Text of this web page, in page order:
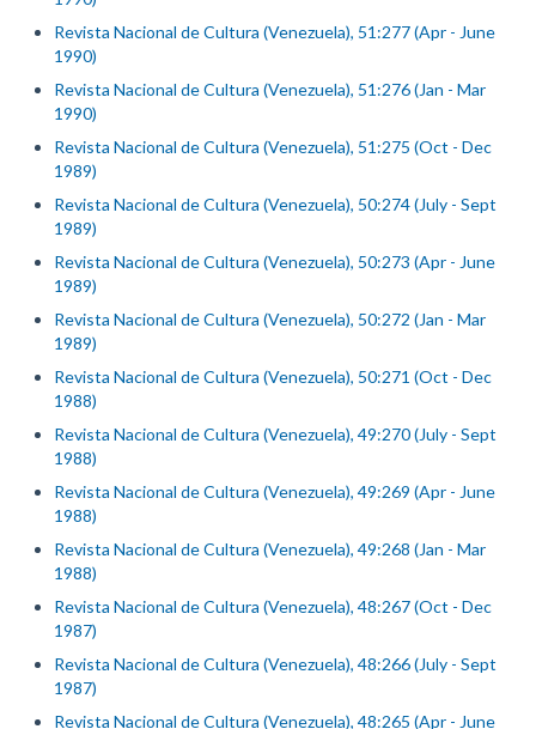
Revista Nacional de Cultura (Venezuela), 51:277 (Apr - June
1990)
Revista Nacional de Cultura (Venezuela), 51:276 (Jan - Mar
1990)
Revista Nacional de Cultura (Venezuela), 51:275 (Oct - Dec
1989)
Revista Nacional de Cultura (Venezuela), 50:274 (July - Sept
1989)
Revista Nacional de Cultura (Venezuela), 50:273 (Apr - June
1989)
Revista Nacional de Cultura (Venezuela), 50:272 (Jan - Mar
1989)
Revista Nacional de Cultura (Venezuela), 50:271 (Oct - Dec
1988)
Revista Nacional de Cultura (Venezuela), 49:270 (July - Sept
1988)
Revista Nacional de Cultura (Venezuela), 49:269 (Apr - June
1988)
Revista Nacional de Cultura (Venezuela), 49:268 (Jan - Mar
1988)
Revista Nacional de Cultura (Venezuela), 48:267 (Oct - Dec
1987)
Revista Nacional de Cultura (Venezuela), 48:266 (July - Sept
1987)
Revista Nacional de Cultura (Venezuela), 48:265 (Apr - June